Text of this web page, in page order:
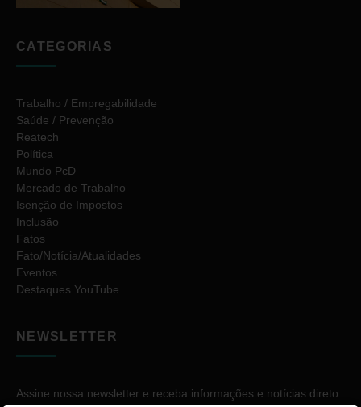
CATEGORIAS
Trabalho / Empregabilidade
Saúde / Prevenção
Reatech
Política
Mundo PcD
Mercado de Trabalho
Isenção de Impostos
Inclusão
Fatos
Fato/Notícia/Atualidades
Eventos
Destaques YouTube
NEWSLETTER
Assine nossa newsletter e receba informações e notícias direto